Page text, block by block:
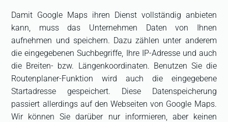
Damit Google Maps ihren Dienst vollständig anbieten
kann, muss das Unternehmen Daten von Ihnen
aufnehmen und speichern. Dazu zählen unter anderem
die eingegebenen Suchbegriffe, Ihre IP-Adresse und auch
die Breiten- bzw. Längenkoordinaten. Benutzen Sie die
Routenplaner-Funktion wird auch die eingegebene
Startadresse gespeichert. Diese Datenspeicherung
passiert allerdings auf den Webseiten von Google Maps.
Wir können Sie darüber nur informieren, aber keinen